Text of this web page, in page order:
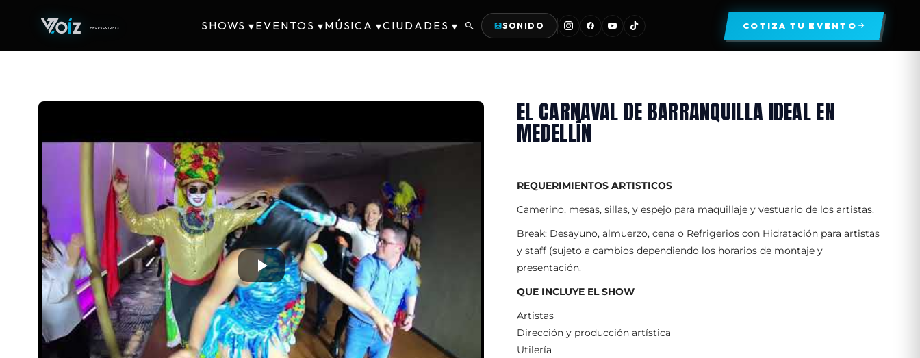
SHOWS ▾EVENTOS ▾MÚSICA ▾CIUDADES ▾ SONIDO COTIZA TU EVENTO
EL CARNAVAL DE BARRANQUILLA IDEAL EN
MEDELLÍN
REQUERIMIENTOS ARTISTICOS
Camerino, mesas, sillas, y espejo para maquillaje y vestuario de los artistas.
Break: Desayuno, almuerzo, cena o Refrigerios con Hidratación para artistas
y staff (sujeto a cambios dependiendo los horarios de montaje y
presentación.
QUE INCLUYE EL SHOW
Artistas
Dirección y producción artística
Utilería